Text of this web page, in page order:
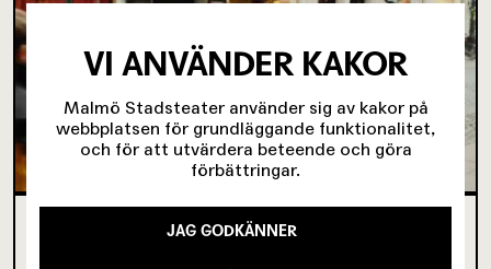
SJU SUPERVIKTIGA MINUTER OM UNGAS RÄTT
VI ANVÄNDER KAKOR
Malmö Stadsteater använder sig av kakor på
webbplatsen för grundläggande funktionalitet,
och för att utvärdera beteende och göra
förbättringar.
JAG GODKÄNNER